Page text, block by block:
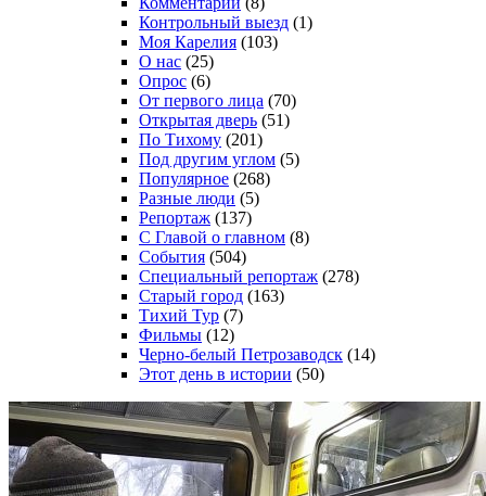
Контрольный выезд (1)
Моя Карелия (103)
О нас (25)
Опрос (6)
От первого лица (70)
Открытая дверь (51)
По Тихому (201)
Под другим углом (5)
Популярное (268)
Разные люди (5)
Репортаж (137)
С Главой о главном (8)
События (504)
Специальный репортаж (278)
Старый город (163)
Тихий Тур (7)
Фильмы (12)
Черно-белый Петрозаводск (14)
Этот день в истории (50)